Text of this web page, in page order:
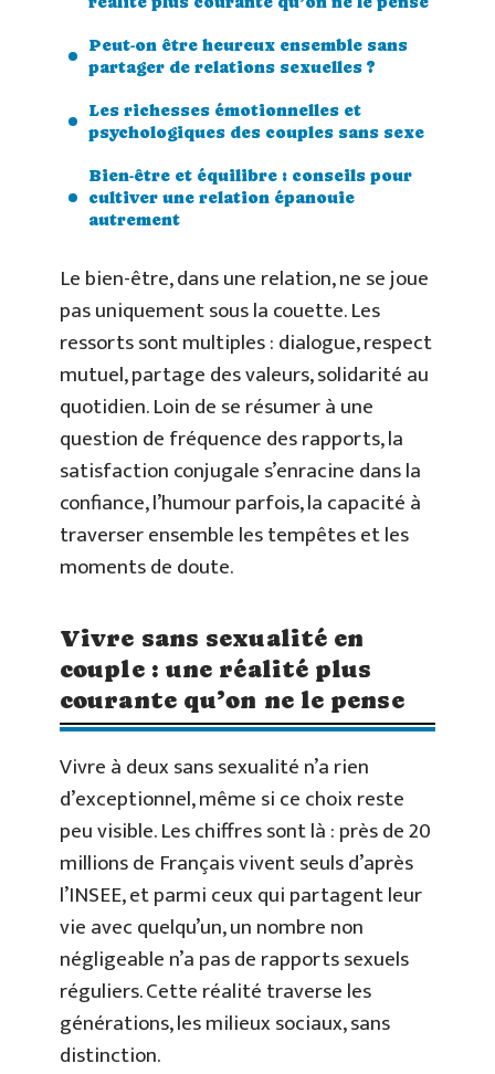
Peut-on être heureux ensemble sans
partager de relations sexuelles ?
Les richesses émotionnelles et
psychologiques des couples sans sexe
Bien-être et équilibre : conseils pour
cultiver une relation épanouie
autrement
Le bien-être, dans une relation, ne se joue
pas uniquement sous la couette. Les
ressorts sont multiples : dialogue, respect
mutuel, partage des valeurs, solidarité au
quotidien. Loin de se résumer à une
question de fréquence des rapports, la
satisfaction conjugale s’enracine dans la
confiance, l’humour parfois, la capacité à
traverser ensemble les tempêtes et les
moments de doute.
Vivre sans sexualité en
couple : une réalité plus
courante qu’on ne le pense
Vivre à deux sans sexualité n’a rien
d’exceptionnel, même si ce choix reste
peu visible. Les chiffres sont là : près de 20
millions de Français vivent seuls d’après
l’INSEE, et parmi ceux qui partagent leur
vie avec quelqu’un, un nombre non
négligeable n’a pas de rapports sexuels
réguliers. Cette réalité traverse les
générations, les milieux sociaux, sans
distinction.